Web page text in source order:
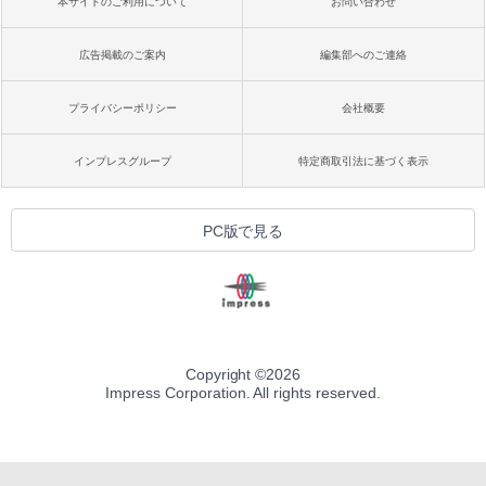
広告掲載のご案内 編集部へのご連絡
プライバシーポリシー 会社概要
インプレスグループ 特定商取引法に基づく表示
PC版で見る
Copyright ©2026
Impress Corporation. All rights reserved.